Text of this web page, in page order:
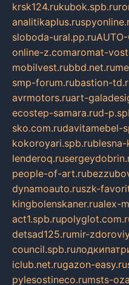
krsk124.rukubok.spb.ru
analitikaplus.ru
sloboda-ural.pp.ru
online-z.comaromat-
mobilvest.rubbd.net.ru
smp-forum.rubastion-
avrmotors.ruart-
ecostep-samara.rud-
sko.com.rudavitamebel-
kokoroyari.spb.rublesna-
lenderoq.ru
people-of-art.ru
dynamoauto.ruszk-
kingbolenskaner.rualex-
act1.spb.ru
detsad125.rumir-
council.spb.ru
iclub.net.rugazon-easy.ru
pylesostineco.rumsts-